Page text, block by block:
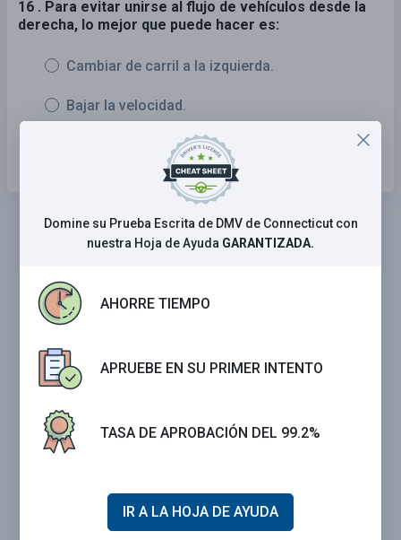
16 . Para evitar unirse al flujo de vehículos desde la
derecha, lo mejor que puede hacer es:
Cambiar de carril a la izquierda.
Bajar la velocidad.
Mantener su velocidad y posición.
Domine su Prueba Escrita de DMV de Connecticut con
nuestra Hoja de Ayuda GARANTIZADA.
AHORRE TIEMPO
APRUEBE EN SU PRIMER INTENTO
TASA DE APROBACIÓN DEL 99.2%
IR A LA HOJA DE AYUDA